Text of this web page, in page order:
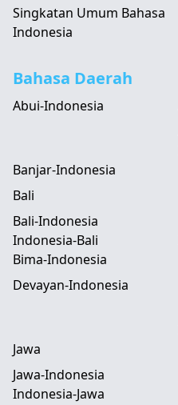
Singkatan Umum Bahasa
Indonesia
Bahasa Daerah
Abui-Indonesia
Banjar-Indonesia
Bali
Bali-Indonesia
Indonesia-Bali
Bima-Indonesia
Devayan-Indonesia
Jawa
Jawa-Indonesia
Indonesia-Jawa